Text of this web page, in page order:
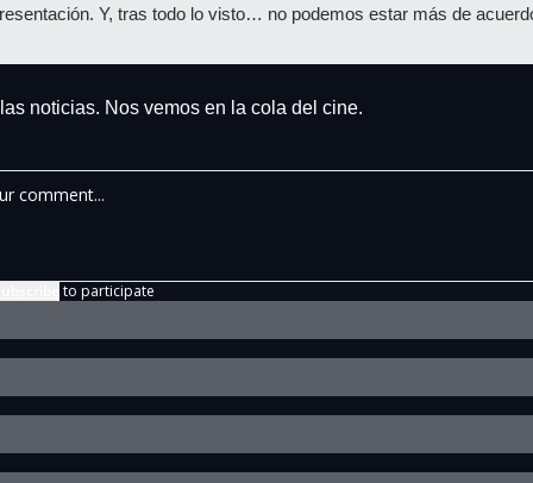
Y, tras todo lo visto… no podemos estar más de
noticias. Nos vemos en la cola del cine.
to participate